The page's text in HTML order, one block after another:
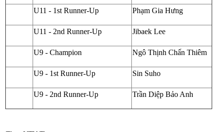
U11 - 1st Runner-Up Phạm Gia Hưng
U11 - 2nd Runner-Up Jibaek Lee
U9 - Champion Ngô Thịnh Chấn Thiêm
U9 - 1st Runner-Up Sin Suho
U9 - 2nd Runner-Up Trần Diệp Bảo Anh